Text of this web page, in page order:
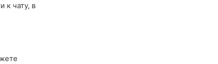
к чату, в